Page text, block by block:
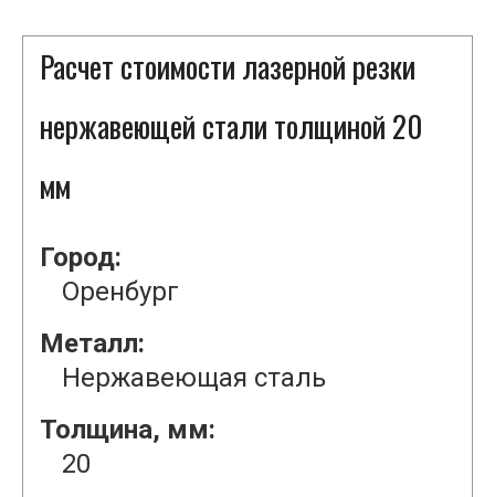
Расчет стоимости лазерной резки
нержавеющей стали толщиной 20
мм
Город:
Оренбург
Металл:
Нержавеющая сталь
Толщина, мм:
20